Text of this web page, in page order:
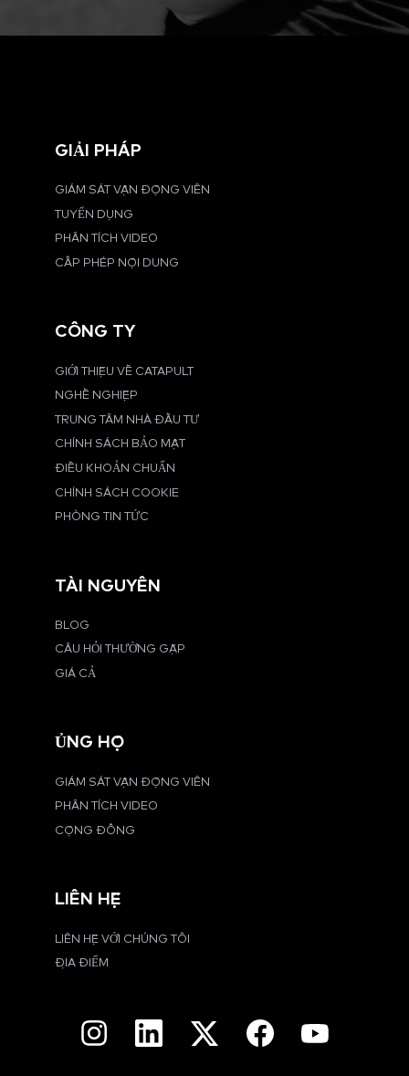
GIẢI PHÁP
GIÁM SÁT VẬN ĐỘNG VIÊN
TUYỂN DỤNG
PHÂN TÍCH VIDEO
CẤP PHÉP NỘI DUNG
CÔNG TY
GIỚI THIỆU VỀ CATAPULT
NGHỀ NGHIỆP
TRUNG TÂM NHÀ ĐẦU TƯ
CHÍNH SÁCH BẢO MẬT
ĐIỀU KHOẢN CHUẨN
CHÍNH SÁCH COOKIE
PHÒNG TIN TỨC
TÀI NGUYÊN
BLOG
CÂU HỎI THƯỜNG GẶP
GIÁ CẢ
ỦNG HỘ
GIÁM SÁT VẬN ĐỘNG VIÊN
PHÂN TÍCH VIDEO
CỘNG ĐỒNG
LIÊN HỆ
LIÊN HỆ VỚI CHÚNG TÔI
ĐỊA ĐIỂM